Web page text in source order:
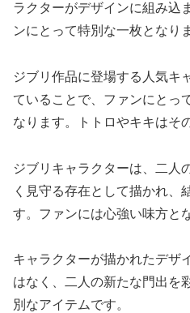
ラクターがデザインに組み込
ンにとって特別な一枚となり
ジブリ作品に登場する人気キ
ていることで、ファンにとっ
なります。トトロやキキはそ
ジブリキャラクターは、二人
く見守る存在として描かれ、
す。ファンには心強い味方と
キャラクターが描かれたデザ
はなく、二人の新たな門出を
別なアイテムです。